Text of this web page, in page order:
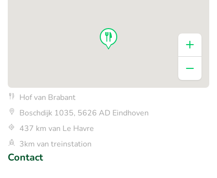
Hof van Brabant
Boschdijk 1035, 5626 AD Eindhoven
437 km van Le Havre
3km van treinstation
Contact